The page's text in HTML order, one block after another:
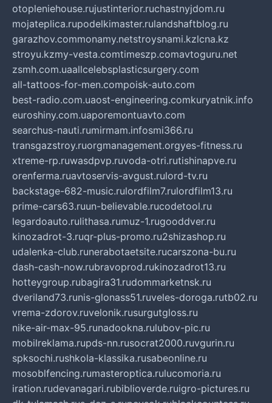
otopleniehouse.rujustinterior.ruchastnyjdom.ru
mojateplica.rupodelkimaster.rulandshaftblog.ru
garazhov.commonamy.netstroysnami.kzlcna.kz
stroyu.kzmy-vesta.comtimeszp.comavtoguru.net
zsmh.com.uaallcelebsplasticsurgery.com
all-tattoos-for-men.compoisk-auto.com
best-radio.com.uaost-engineering.comkuryatnik.info
euroshiny.com.uaporemontuavto.com
searchus-nauti.rumirmam.infosmi366.ru
transgazstroy.ruorgmanagement.orgyes-fitness.ru
xtreme-rp.ruwasdpvp.ruvoda-otri.rutishinapve.ru
orenferma.ruavtoservis-avgust.rulord-tv.ru
backstage-682-music.rulordfilm7.rulordfilm13.ru
prime-cars63.ruun-believable.rucodetool.ru
legardoauto.rulithasa.rumuz-1.rugooddver.ru
kinozadrot-3.ruqr-plus-promo.ru2shizashop.ru
udalenka-club.runerabotaetsite.rucarszona-bu.ru
dash-cash-now.rubravoprod.rukinozadrot13.ru
hotteygroup.rubagira31.rudommarketnsk.ru
dveriland73.runis-glonass51.ruveles-doroga.rutb02.ru
vrema-zdorov.ruvelonik.rusurgutgloss.ru
nike-air-max-95.runadookna.rulubov-pic.ru
mobilreklama.rupds-nn.rusocrat2000.ruvgurin.ru
spksochi.rushkola-klassika.rusabeonline.ru
mosoblfencing.rumasteroptica.rulucomoria.ru
iration.rudevanagari.rubiblioverde.ruigro-pictures.ru